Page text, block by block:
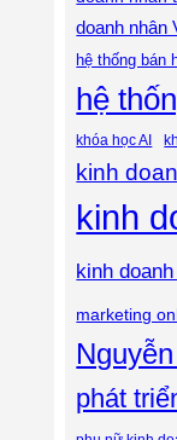
doanh nhân
hệ thống bán
hệ
khóa học AI
kinh
kinh
kinh
marketing
phát